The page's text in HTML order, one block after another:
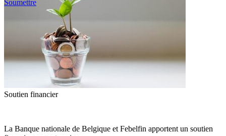
Soumettre
Soutien financier
La Banque nationale de Belgique et Febelfin apportent un soutien